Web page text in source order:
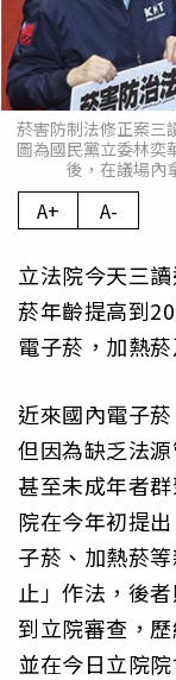
菸害防制法修正案三
圖為國民黨立委林奕
後，在議場內
A+ A-
立法院今天三
菸年齡提高到
電子菸，加熱
近來國內電子
但因為缺乏法
甚至未成年者
院在今年初提
子菸、加熱菸
止」作法，後
到立院審查，
並在今日立院